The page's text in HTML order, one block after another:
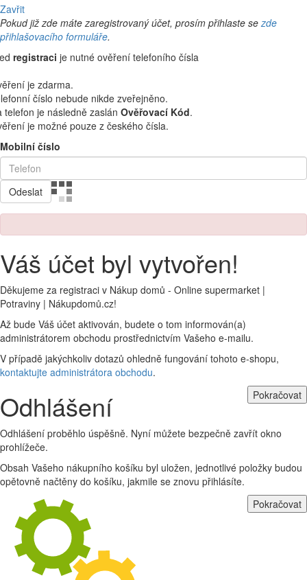
Zavřit
Pokud již zde máte zaregistrovaný účet, prosím přihlaste se zde
přihlašovacího formuláře.
registraci je nutné ověření telefoního čísla
je zdarma.
číslo nebude nikde zveřejněno.
telefon je následně zaslán Ověřovací Kód.
je možné pouze z českého čísla.
Mobilní číslo
Odeslat
Váš účet byl vytvořen!
Děkujeme za registraci v Nákup domů - Online supermarket |
Potraviny | Nákupdomů.cz!
Až bude Váš účet aktivován, budete o tom informován(a)
administrátorem obchodu prostřednictvím Vašeho e-mailu.
V případě jakýchkoliv dotazů ohledně fungování tohoto e-shopu,
kontaktujte administrátora obchodu.
Pokračovat
Odhlášení
Odhlášení proběhlo úspěšně. Nyní můžete bezpečně zavřít okno
prohlížeče.
Obsah Vašeho nákupního košíku byl uložen, jednotlivé položky budou
opětovně načtěny do košíku, jakmile se znovu přihlásíte.
Pokračovat